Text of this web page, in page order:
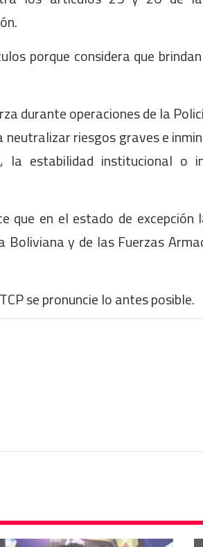
porque considera que
durante operaciones de la
riesgos graves e
estabilidad institucional o
que en el estado de excepción
y de las Fuerzas
se pronuncie lo antes posible.